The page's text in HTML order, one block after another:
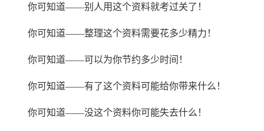
你可知道——别人用这个资料就考过关了！
你可知道——整理这个资料需要花多少精力 ！
你可知道——可以为你节约多少时间！
你可知道——有了这个资料可能给你带来什么！
你可知道——没这个资料你可能失去什么 ！